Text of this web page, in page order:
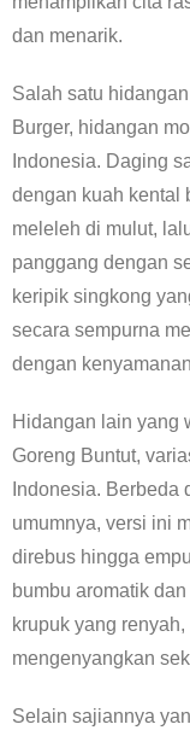
dan menarik.
Salah satu
Burger, hidangan
Indonesia. Daging
dengan kuah kental
meleleh di mulut,
panggang dengan
keripik singkong
secara sempurna
dengan
Hidangan lain yang
Goreng Buntut,
Indonesia. Berbeda
umumnya, versi ini
direbus hingga
bumbu aromatik
krupuk yang
mengenyangkan
Selain sajiannya